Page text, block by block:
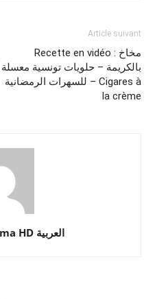
Article suivant
Recette en vidéo : مخاخ
بالكريمة – حلويات تونسية معسلة
للسهرات الرمضانية – Cigares à
la crème
Turkish Drama HD العربية